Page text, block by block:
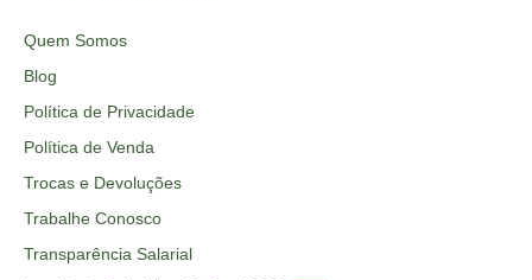
Quem Somos
Blog
Política de Privacidade
Política de Venda
Trocas e Devoluções
Trabalhe Conosco
Transparência Salarial